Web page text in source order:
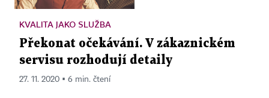
Překonat očekávání. V zákaznickém
servisu rozhodují detaily
KVALITA JAKO SLUŽBA
27. 11. 2020 ▪ 6 min. čtení